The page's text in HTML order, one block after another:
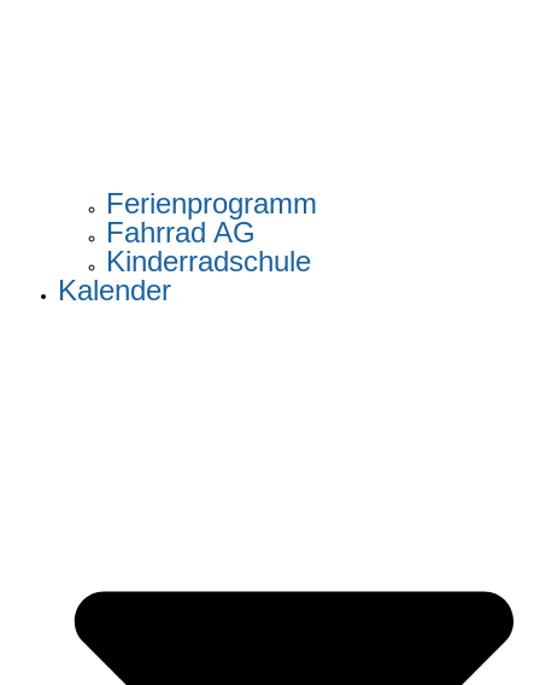
Ferienprogramm
Fahrrad AG
Kinderradschule
Kalender